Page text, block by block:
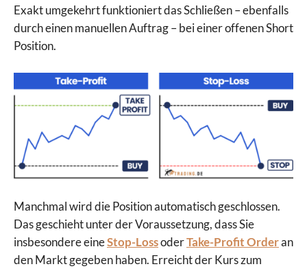
Exakt umgekehrt funktioniert das Schließen – ebenfalls
durch einen manuellen Auftrag – bei einer offenen Short
Position.
Manchmal wird die Position automatisch geschlossen.
Das geschieht unter der Voraussetzung, dass Sie
insbesondere eineStop-LossoderTake-Profit Orderan
den Markt gegeben haben. Erreicht der Kurs zum